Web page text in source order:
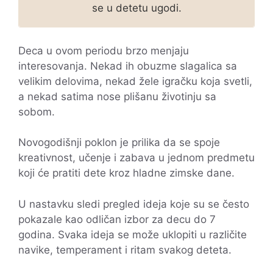
se u detetu ugodi.
Deca u ovom periodu brzo menjaju
interesovanja. Nekad ih obuzme slagalica sa
velikim delovima, nekad žele igračku koja svetli,
a nekad satima nose plišanu životinju sa
sobom.
Novogodišnji poklon je prilika da se spoje
kreativnost, učenje i zabava u jednom predmetu
koji će pratiti dete kroz hladne zimske dane.
U nastavku sledi pregled ideja koje su se često
pokazale kao odličan izbor za decu do 7
godina. Svaka ideja se može uklopiti u različite
navike, temperament i ritam svakog deteta.